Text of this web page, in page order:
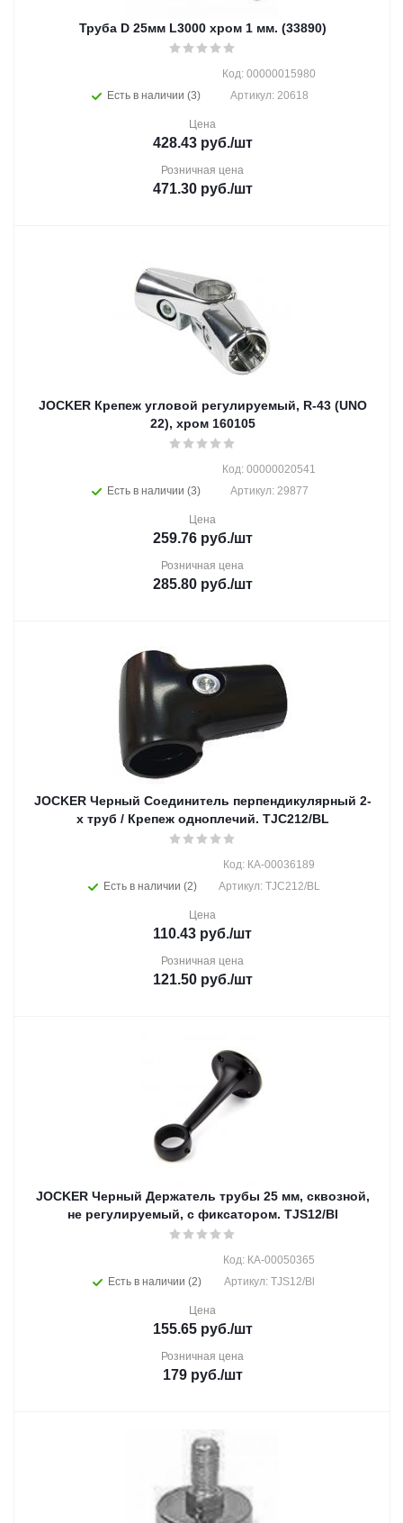
Труба D 25мм L3000 хром 1 мм. (33890)
Есть в наличии (3)
Код: 00000015980
Артикул: 20618
Цена
428.43руб./шт
Розничная цена
471.30руб./шт
JOCKER Крепеж угловой регулируемый, R-43 (UNO
22), хром 160105
Есть в наличии (3)
Код: 00000020541
Артикул: 29877
Цена
259.76руб./шт
Розничная цена
285.80руб./шт
JOCKER Черный Соединитель перпендикулярный 2-
х труб / Крепеж одноплечий. TJC212/BL
Есть в наличии (2)
Код: КА-00036189
Артикул: TJC212/BL
Цена
110.43 руб./шт
Розничная цена
121.50руб./шт
JOCKER Черный Держатель трубы 25 мм, сквозной,
не регулируемый, с фиксатором. TJS12/Bl
Есть в наличии (2)
Код: КА-00050365
Артикул: TJS12/Bl
Цена
155.65руб./шт
Розничная цена
179руб./шт